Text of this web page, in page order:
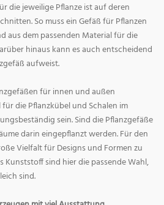
die jeweilige Pflanze ist auf deren
So muss ein Gefäß für Pflanzen
aus dem passenden Material für die
hinaus kann es auch entscheidend
aufweist.
für innen und außen
die Pflanzkübel und Schalen im
sein. Sind die Pflanzgefäße
darin eingepflanzt werden. Für den
Vielfalt für Designs und Formen zu
Kunststoff sind hier die passende Wahl,
sind.